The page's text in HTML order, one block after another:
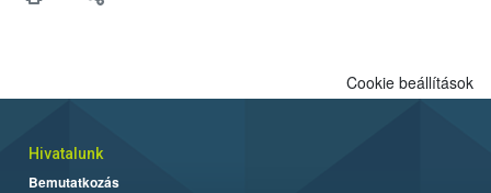
Cookie beállítások
Hivatalunk
Bemutatkozás